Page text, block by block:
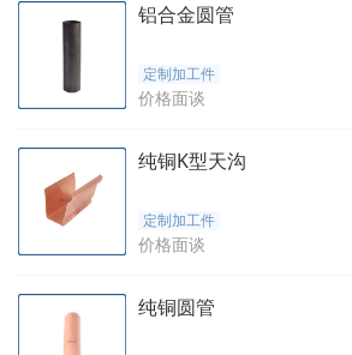
铝合金圆管
定制加工件
价格面谈
纯铜K型天沟
定制加工件
价格面谈
纯铜圆管